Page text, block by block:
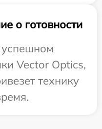
о готовности
Vector Optics,
технику